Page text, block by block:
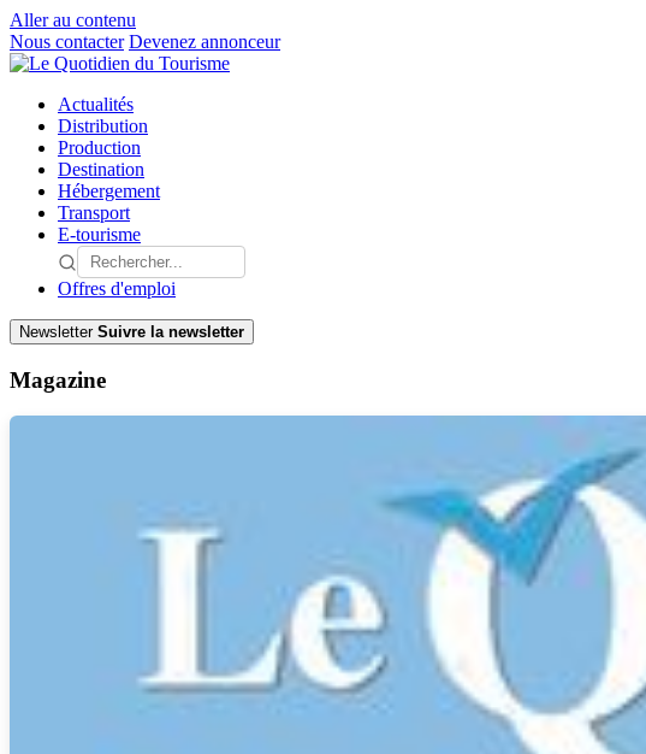
Aller au contenu
Nous contacter Devenez annonceur
Actualités
Distribution
Production
Destination
Hébergement
Transport
E-tourisme
Offres d'emploi
Newsletter Suivre la newsletter
Magazine